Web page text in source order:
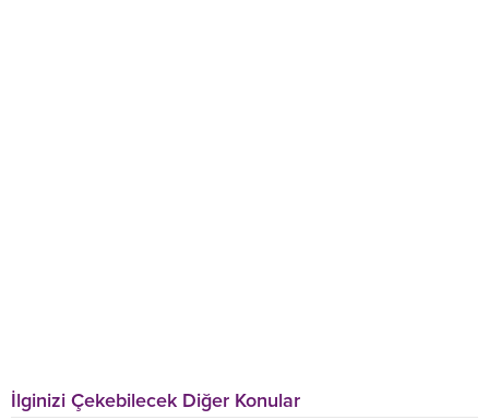
İlginizi Çekebilecek Diğer Konular